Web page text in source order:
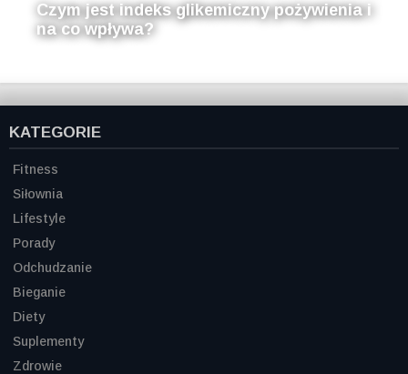
Czym jest indeks glikemiczny pożywienia i
na co wpływa?
KATEGORIE
Fitness
Siłownia
Lifestyle
Porady
Odchudzanie
Bieganie
Diety
Suplementy
Zdrowie